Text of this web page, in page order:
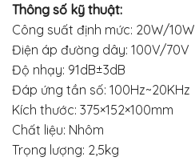
Thông số kỹ thuật:
Công suất định mức: 20W/10W
Điện áp đường dây: 100V/70V
Độ nhạy: 91dB±3dB
Đáp ứng tần số: 100Hz~20KHz
Kích thước: 375×152×100mm
Chất liệu: Nhôm
Trọng lượng: 2,5kg